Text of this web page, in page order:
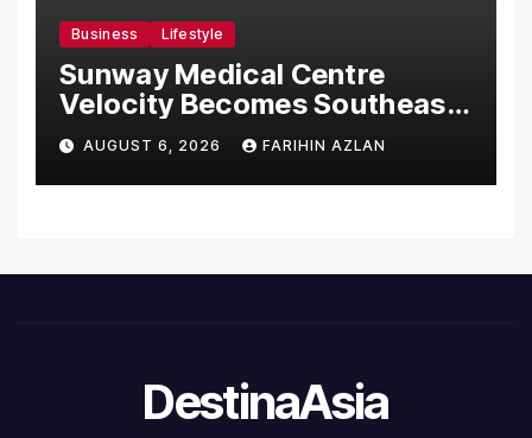
Business Lifestyle
Sunway Medical Centre
Velocity Becomes Southeast
Asia’s First Hospital to
Introduce the Comprehensive
NORAV Clinical Management
AUGUST 6, 2026 FARIHIN AZLAN
DestinaAsia